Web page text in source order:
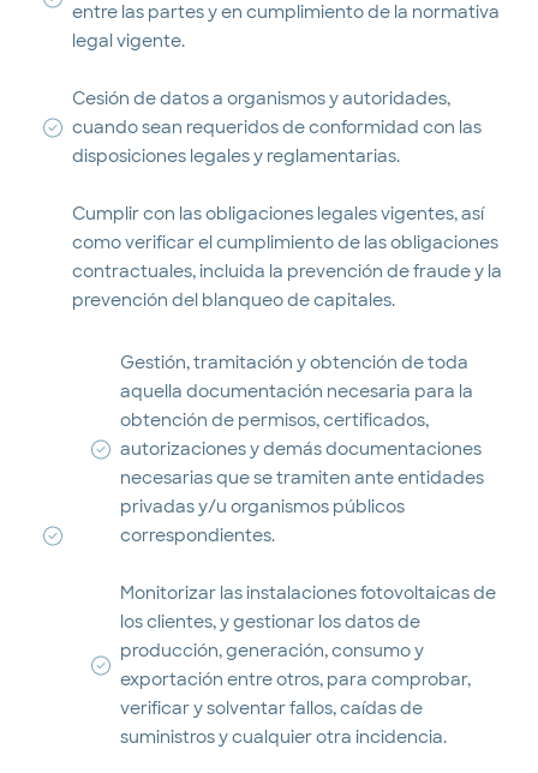
entre las partes y en cumplimiento de la normativa
legal vigente.
Cesión de datos a organismos y autoridades,
cuando sean requeridos de conformidad con las
disposiciones legales y reglamentarias.
Cumplir con las obligaciones legales vigentes, así
como verificar el cumplimiento de las obligaciones
contractuales, incluida la prevención de fraude y la
prevención del blanqueo de capitales.
Gestión, tramitación y obtención de toda
aquella documentación necesaria para la
obtención de permisos, certificados,
autorizaciones y demás documentaciones
necesarias que se tramiten ante entidades
privadas y/u organismos públicos
correspondientes.
Monitorizar las instalaciones fotovoltaicas de
los clientes, y gestionar los datos de
producción, generación, consumo y
exportación entre otros, para comprobar,
verificar y solventar fallos, caídas de
suministros y cualquier otra incidencia.